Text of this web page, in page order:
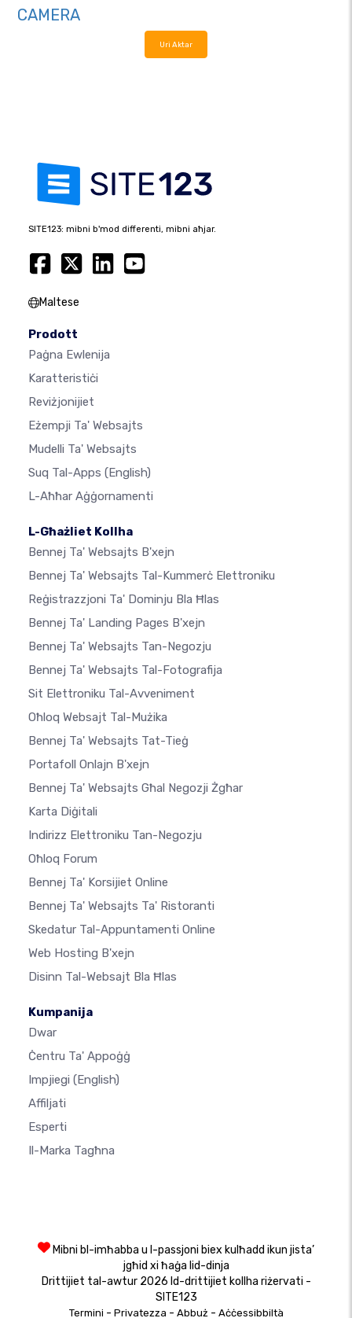
CAMERA
Uri Aktar
SITE123: mibni b'mod differenti, mibni aħjar.
Maltese
Prodott
Paġna Ewlenija
Karatteristiċi
Reviżjonijiet
Eżempji Ta' Websajts
Mudelli Ta' Websajts
Suq Tal-Apps (English)
L-Aħħar Aġġornamenti
L-Għażliet Kollha
Bennej Ta' Websajts B'xejn
Bennej Ta' Websajts Tal-Kummerċ Elettroniku
Reġistrazzjoni Ta' Dominju Bla Ħlas
Bennej Ta' Landing Pages B'xejn
Bennej Ta' Websajts Tan-Negozju
Bennej Ta' Websajts Tal-Fotografija
Sit Elettroniku Tal-Avveniment
Oħloq Websajt Tal-Mużika
Bennej Ta' Websajts Tat-Tieġ
Portafoll Onlajn B'xejn
Bennej Ta' Websajts Għal Negozji Żgħar
Karta Diġitali
Indirizz Elettroniku Tan-Negozju
Oħloq Forum
Bennej Ta' Korsijiet Online
Bennej Ta' Websajts Ta' Ristoranti
Skedatur Tal-Appuntamenti Online
Web Hosting B'xejn
Disinn Tal-Websajt Bla Ħlas
Kumpanija
Dwar
Ċentru Ta' Appoġġ
Impjiegi (English)
Affiljati
Esperti
Il-Marka Tagħna
Mibni bl-imħabba u l-passjoni biex kulħadd ikun jista’
jgħid xi ħaġa lid-dinja
Drittijiet tal-awtur 2026 Id-drittijiet kollha riżervati -
SITE123
Termini - Privatezza - Abbuż- Aċċessibbiltà